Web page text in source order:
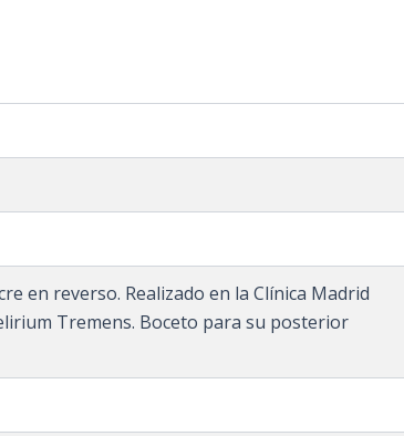
en reverso. Realizado en la Clínica Madrid
Tremens. Boceto para su posterior